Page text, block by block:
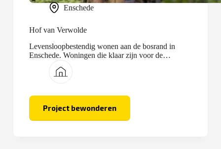
Enschede
Hof van Verwolde
Levensloopbestendig wonen aan de bosrand in
Enschede. Woningen die klaar zijn voor de
toekomst.
Project bewonderen
Hof
van